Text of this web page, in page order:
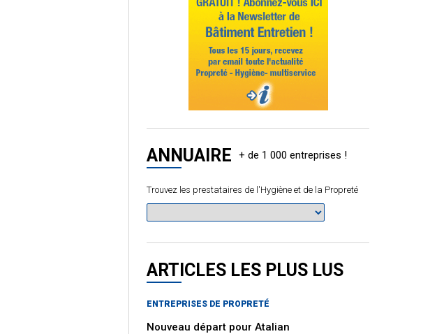
ANNUAIRE
Trouvez les prestataires de l'Hygiène et de la Propreté
ARTICLES LES PLUS LUS
ENTREPRISES DE PROPRETÉ
Nouveau départ pour Atalian